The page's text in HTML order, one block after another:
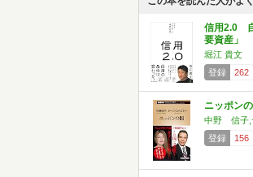
信用2.0
要資産」
堀江 貴文
登録
262
ニッポン
中野 信子,
登録
156